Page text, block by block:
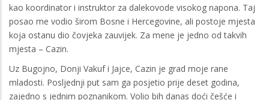
kao koordinator i instruktor za dalekovode visokog napona. Taj
posao me vodio širom Bosne i Hercegovine, ali postoje mjesta
koja ostanu dio čovjeka zauvijek. Za mene je jedno od takvih
mjesta – Cazin.
Uz Bugojno, Donji Vakuf i Jajce, Cazin je grad moje rane
mladosti. Posljednji put sam ga posjetio prije deset godina,
zajedno s jednim poznanikom. Volio bih danas doći češće i